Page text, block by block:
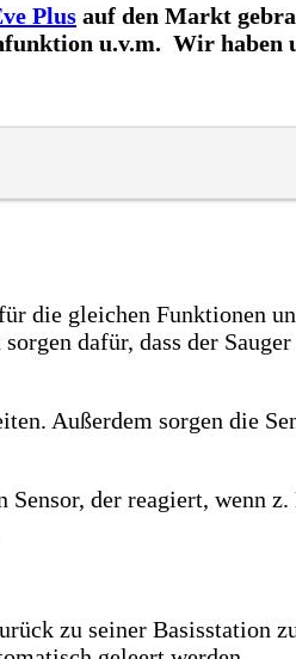
Plus auf den Markt
u.v.m. Wir haben
die gleichen Funktionen
dafür, dass der
Außerdem sorgen die
der reagiert, wenn
zu seiner Basisstation